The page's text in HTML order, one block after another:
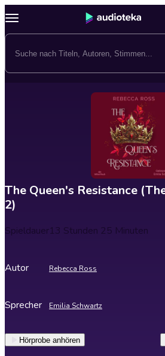
The Queen's Resistance
2)
Spieldauer13 Stunden 25 Minuten
Autor Rebecca Ross
Sprecher Emilia Schwartz
Hörprobe anhören